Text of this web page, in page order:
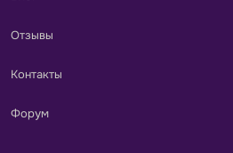
Отзывы
Контакты
Форум